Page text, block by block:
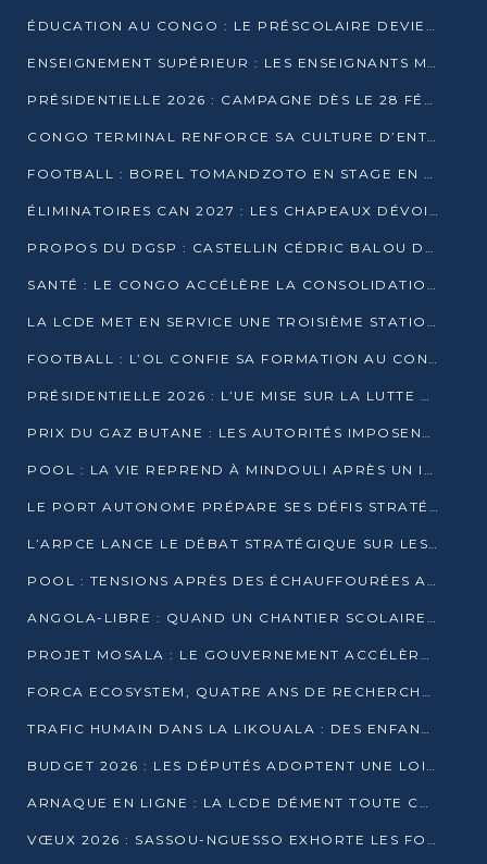
ÉDUCATION AU CONGO : LE PRÉSCOLAIRE DEVIENT OBLIGATOIRE, LE BTS CONSACRÉ DIPLÔME D’ÉTAT
ENSEIGNEMENT SUPÉRIEUR : LES ENSEIGNANTS MAINTIENNENT LA GRÈVE ET EXIGENT UN ACCORD ÉCRIT AVEC L’ÉTAT
PRÉSIDENTIELLE 2026 : CAMPAGNE DÈS LE 28 FÉVRIER, SCRUTIN LES 12 ET 15 MARS
CONGO TERMINAL RENFORCE SA CULTURE D’ENTREPRISE AVEC LE PROGRAMME « WIN TOGETHER »
FOOTBALL : BOREL TOMANDZOTO EN STAGE EN ESPAGNE AVEC POLISSYA FC
ÉLIMINATOIRES CAN 2027 : LES CHAPEAUX DÉVOILÉS, LE CONGO FIXÉ SUR SON SORT
PROPOS DU DGSP : CASTELLIN CÉDRIC BALOU DÉNONCE DES PROPOS INTIMIDANTS
SANTÉ : LE CONGO ACCÉLÈRE LA CONSOLIDATION DE L’OFFRE DE SOINS
LA LCDE MET EN SERVICE UNE TROISIÈME STATION D’EAU POTABLE À MFILOU
FOOTBALL : L’OL CONFIE SA FORMATION AU CONGOLAIS CHRISTIAN BASSILA
PRÉSIDENTIELLE 2026 : L’UE MISE SUR LA LUTTE CONTRE LA DÉSINFORMATION
PRIX DU GAZ BUTANE : LES AUTORITÉS IMPOSENT LE RESPECT DES PRIX RÉGLEMENTÉS
POOL : LA VIE REPREND À MINDOULI APRÈS UN INCIDENT ARMÉ SUR LA RN1
LE PORT AUTONOME PRÉPARE SES DÉFIS STRATÉGIQUES DE 2026
L’ARPCE LANCE LE DÉBAT STRATÉGIQUE SUR LES DONNÉES, L’IA ET LA FINANCE NUMÉRIQUE AU CONGO
POOL : TENSIONS APRÈS DES ÉCHAUFFOURÉES ARMÉES ENTRE DGSP ET EX-MILICIENS NINJA
ANGOLA-LIBRE : QUAND UN CHANTIER SCOLAIRE DEVIENT LE MIROIR D’UN CONGO EN MOUVEMENT
PROJET MOSALA : LE GOUVERNEMENT ACCÉLÈRE L’INSERTION DES JEUNES EN 2026
FORCA ECOSYSTEM, QUATRE ANS DE RECHERCHE DE TERRAIN AVANT UN LANCEMENT OFFICIEL EN 2026
TRAFIC HUMAIN DANS LA LIKOUALA : DES ENFANTS AUTOCHTONES RÉDUITS AU TRAVAIL FORCÉ
BUDGET 2026 : LES DÉPUTÉS ADOPTENT UNE LOI DES FINANCES DE PLUS DE 2500 MILLIARDS FCFA
ARNAQUE EN LIGNE : LA LCDE DÉMENT TOUTE CAMPAGNE DE RECRUTEMENT
VŒUX 2026 : SASSOU-NGUESSO EXHORTE LES FORCES VIVES À RENFORCER L’UNITÉ